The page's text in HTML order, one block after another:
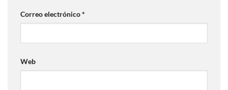
Correo electrónico*
Web